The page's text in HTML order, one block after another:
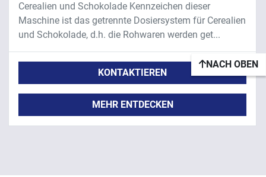
Cerealien und Schokolade Kennzeichen dieser
Maschine ist das getrennte Dosiersystem für Cerealien
und Schokolade, d.h. die Rohwaren werden get...
KONTAKTIEREN
MEHR ENTDECKEN
NACH OBEN